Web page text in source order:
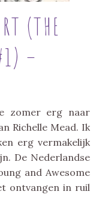
(THE
–
zomer erg naar
Richelle Mead. Ik
erg vermakelijk
De Nederlandse
and Awesome
ontvangen in ruil